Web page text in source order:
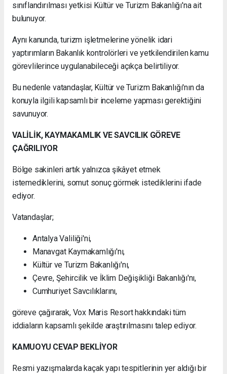
sınıflandırılması yetkisi Kültür ve Turizm Bakanlığı'na ait
bulunuyor.
Aynı kanunda, turizm işletmelerine yönelik idari
yaptırımların Bakanlık kontrolörleri ve yetkilendirilen kamu
görevlilerince uygulanabileceği açıkça belirtiliyor.
Bu nedenle vatandaşlar, Kültür ve Turizm Bakanlığı'nın da
konuyla ilgili kapsamlı bir inceleme yapması gerektiğini
savunuyor.
VALİLİK, KAYMAKAMLIK VE SAVCILIK GÖREVE
ÇAĞRILIYOR
Bölge sakinleri artık yalnızca şikâyet etmek
istemediklerini, somut sonuç görmek istediklerini ifade
ediyor.
Vatandaşlar;
Antalya Valiliği'ni,
Manavgat Kaymakamlığı'nı,
Kültür ve Turizm Bakanlığı'nı,
Çevre, Şehircilik ve İklim Değişikliği Bakanlığı'nı,
Cumhuriyet Savcılıklarını,
göreve çağırarak, Vox Maris Resort hakkındaki tüm
iddiaların kapsamlı şekilde araştırılmasını talep ediyor.
KAMUOYU CEVAP BEKLİYOR
Resmi yazışmalarda kaçak yapı tespitlerinin yer aldığı bir